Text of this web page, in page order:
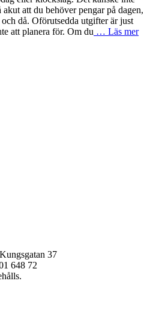
att du behöver pengar på dagen,
då. Oförutsedda utgifter är just
att planera för. Om du … Läs mer
37
648 72